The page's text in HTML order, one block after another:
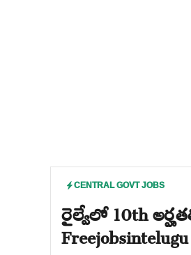
CENTRAL GOVT JOBS
రైల్వేలో 10th
Freejobsintelugu